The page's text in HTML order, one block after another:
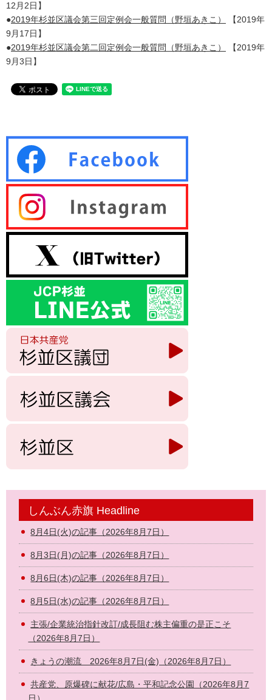
12月2日】
●2019年杉並区議会第三回定例会一般質問（野垣あきこ）
【2019年
9月17日】
●2019年杉並区議会第二回定例会一般質問（野垣あきこ）
【2019年
9月3日】
しんぶん赤旗 Headline
8月4日(火)の記事（2026年8月7日）
8月3日(月)の記事（2026年8月7日）
8月6日(木)の記事（2026年8月7日）
8月5日(水)の記事（2026年8月7日）
主張/企業統治指針改訂/成長阻む株主偏重の是正こそ
（2026年8月7日）
きょうの潮流 2026年8月7日(金)（2026年8月7日）
共産党、原爆碑に献花/広島・平和記念公園（2026年8月7